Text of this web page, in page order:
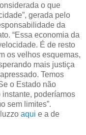
o que
gerada pelo
da
“Essa economia da
É de resto
os velhos esquemas,
mais justiça
Temos
o Estado não
poderíamos
sem limites”.
aqui e a de